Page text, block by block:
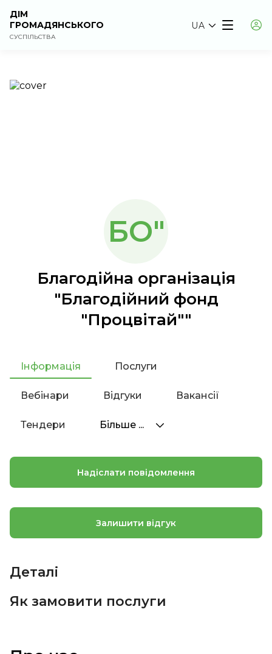
ДІМ
ГРОМАДЯНСЬКОГО
СУСПІЛЬСТВА
UA
БО"
Благодійна організація
"Благодійний фонд
"Процвітай""
Інформація Послуги
Вебінари Відгуки Вакансії
Тендери Більше ...
Надіслати повідомлення
Залишити відгук
Деталі
Як замовити послуги